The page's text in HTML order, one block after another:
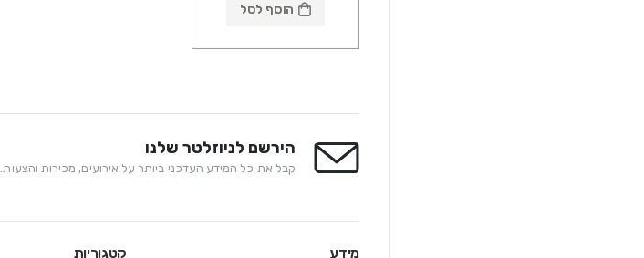
הוסף לסל
הירשם לניוזלטר שלנו
קבל את כל המידע העדכני ביותר על אירועים, מכירות והצעות.
מידע קטגוריות